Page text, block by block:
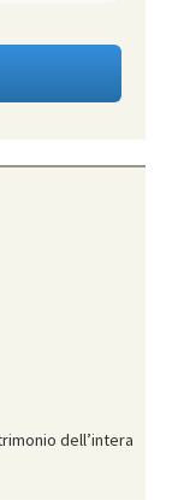
dell’intera